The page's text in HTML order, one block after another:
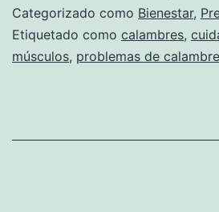
Categorizado como Bienestar,
Etiquetado como calambres,
músculos, problemas de